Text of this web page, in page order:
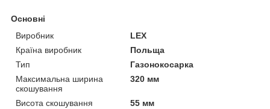
Основні
Виробник
LEX
Країна виробник
Польща
Тип
Газонокосарка
Максимальна ширина
скошування
320 мм
Висота скошування
55 мм